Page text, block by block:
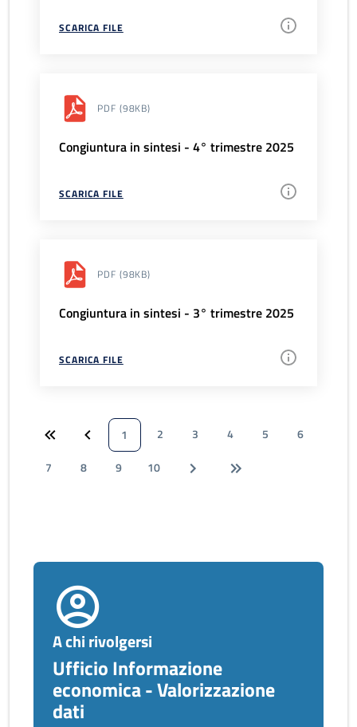
SCARICA FILE
PDF (98KB)
Congiuntura in sintesi - 4° trimestre 2025
SCARICA FILE
PDF (98KB)
Congiuntura in sintesi - 3° trimestre 2025
SCARICA FILE
1 2 3 4 5
6
7
8 9 10
A chi rivolgersi
Ufficio Informazione
economica - Valorizzazione
dati